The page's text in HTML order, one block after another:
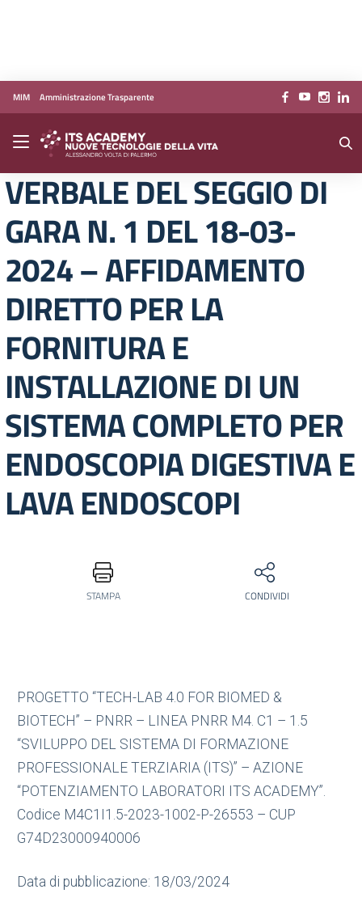
Vai ai contenuti
Vai al menu di navigazione
Vai al footer
MIM Amministrazione Trasparente
VERBALE DEL SEGGIO DI
GARA N. 1 DEL 18-03-
2024 – AFFIDAMENTO
DIRETTO PER LA
FORNITURA E
INSTALLAZIONE DI UN
SISTEMA COMPLETO PER
ENDOSCOPIA DIGESTIVA E
LAVA ENDOSCOPI
STAMPA CONDIVIDI
PROGETTO “TECH-LAB 4.0 FOR BIOMED &
BIOTECH” – PNRR – LINEA PNRR M4. C1 – 1.5
“SVILUPPO DEL SISTEMA DI FORMAZIONE
PROFESSIONALE TERZIARIA (ITS)” – AZIONE
“POTENZIAMENTO LABORATORI ITS ACADEMY”.
Codice M4C1I1.5-2023-1002-P-26553 – CUP
G74D23000940006
Data di pubblicazione: 18/03/2024